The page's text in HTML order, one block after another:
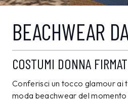
BEACHWEAR
COSTUMI DONNA
Conferisci un tocco glamour ai
moda beachwear del